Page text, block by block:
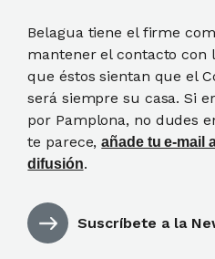
Belagua tiene el firme
mantener el contacto con
que éstos sientan que el
será siempre su casa. Si
por Pamplona, no dudes
te parece,añade tu e-mail
difusión.
Suscríbete a la